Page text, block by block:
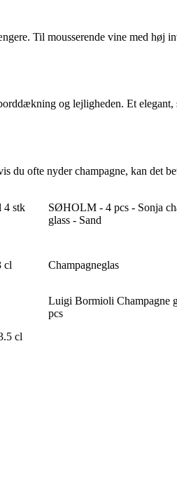
Til mousserende vine med høj
og lejligheden. Et
ofte nyder champagne, kan det
4 stk
SØHOLM - 4 pcs - Sonja
glass - Sand
cl Champagneglas
Luigi Bormioli Champagne
pcs
cl